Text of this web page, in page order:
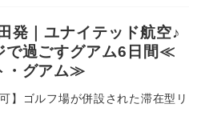
発｜ユナイテッド航空♪
で過ごすグアム6日間≪
・グアム≫
】ゴルフ場が併設された滞在型リ